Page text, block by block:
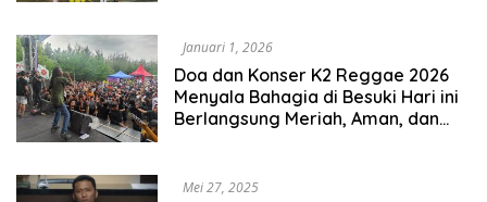
Januari 1, 2026
Doa dan Konser K2 Reggae 2026
Menyala Bahagia di Besuki Hari ini
Berlangsung Meriah, Aman, dan
Mei 27, 2025